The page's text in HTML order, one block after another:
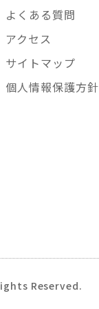
よくある質問
アクセス
サイトマップ
個人情報保護方針
Reserved.